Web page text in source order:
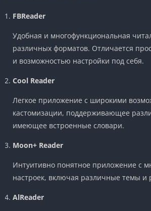
FBReader
Удобная и многофункциональная
различных форматов. Отличается
и возможностью настройки под себя.
Cool Reader
Легкое приложение с широкими
кастомизации, поддерживающее
имеющее встроенные словари.
Moon+ Reader
Интуитивно понятное приложение с
настроек, включая различные темы
AlReader